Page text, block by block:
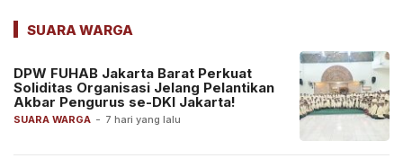
SUARA WARGA
SUARA WARGA - 7 hari yang lalu
DPW FUHAB Jakarta Barat Perkuat
Soliditas Organisasi Jelang Pelantikan
Akbar Pengurus se-DKI Jakarta!